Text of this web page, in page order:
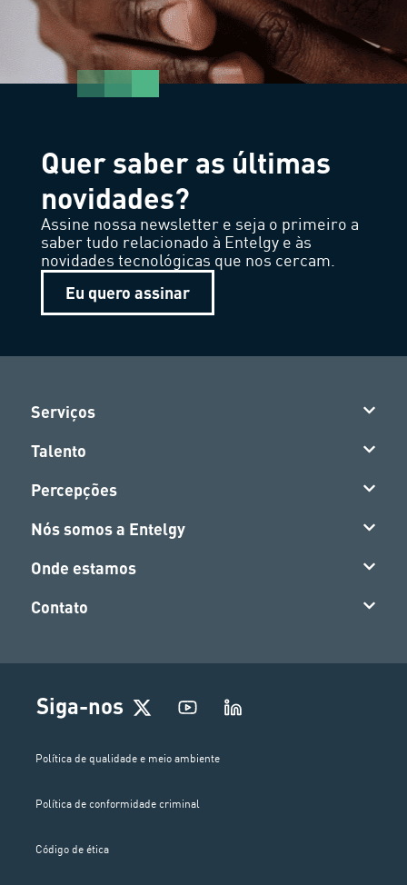
Quer saber as últimas
novidades?
Assine nossa newsletter e seja o primeiro a
saber tudo relacionado à Entelgy e às
novidades tecnológicas que nos cercam.
Eu quero assinar
Serviços
Talento
Percepções
Nós somos a Entelgy
Onde estamos
Contato
Siga-nos
Política de qualidade e meio ambiente
Política de conformidade criminal
Código de ética